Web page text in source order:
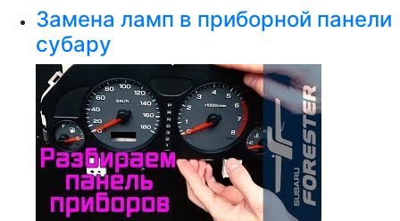
Замена ламп в приборной панели
субару